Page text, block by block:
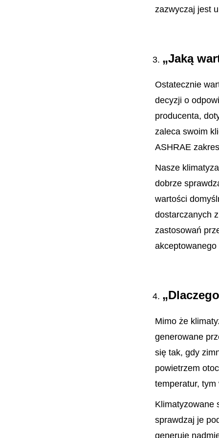
zazwyczaj jest
„Jaką
Ostatecznie
decyzji o
producenta,
zaleca swoim
ASHRAE
Nasze
dobrze
wartości
dostarczanych
zastosowań
Mimo że
generowane
się tak, gdy
powietrzem
temperatur,
Klimatyzowane
sprawdzaj je
generuje